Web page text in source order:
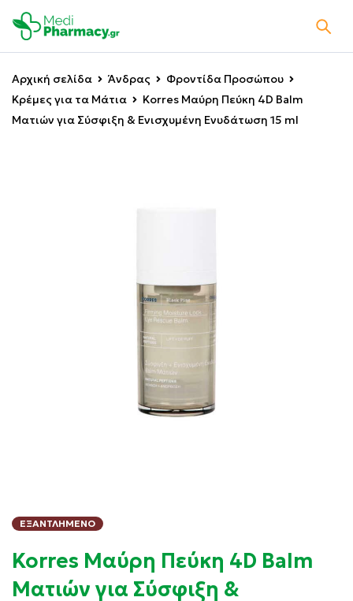
Αρχική σελίδα Άνδρας
Φροντίδα Προσώπου
Κρέμες για τα Μάτια
Korres Μαύρη Πεύκη 4D Balm
Ματιών για Σύσφιξη & Ενισχυμένη Ενυδάτωση 15 ml
ΕΞΑΝΤΛΗΜΈΝΟ
Korres Μαύρη Πεύκη 4D Balm
Ματιών για Σύσφιξη &